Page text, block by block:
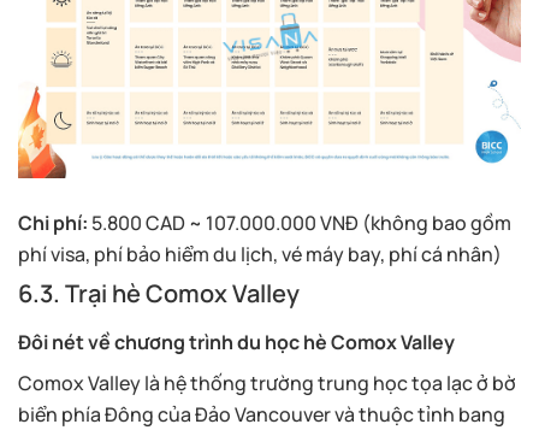
Chi phí: 5.800 CAD ~ 107.000.000 VNĐ (không bao gồm
phí visa, phí bảo hiểm du lịch, vé máy bay, phí cá nhân)
6.3. Trại hè Comox Valley
Đôi nét về chương trình du học hè Comox Valley
Comox Valley là hệ thống trường trung học tọa lạc ở bờ
biển phía Đông của Đảo Vancouver và thuộc tỉnh bang